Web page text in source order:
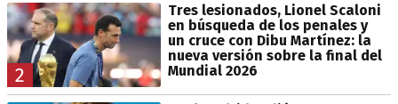
2
Tres lesionados, Lionel Scaloni
en búsqueda de los penales y
un cruce con Dibu Martínez: la
nueva versión sobre la final del
Mundial 2026